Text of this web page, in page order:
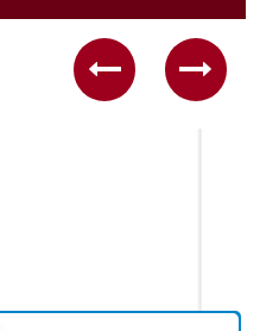
Previous
Next